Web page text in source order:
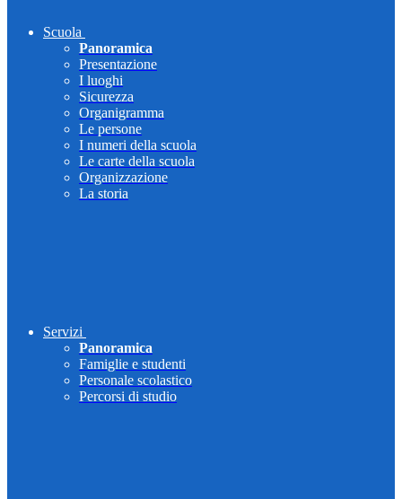
Scuola
Panoramica
Presentazione
I luoghi
Sicurezza
Organigramma
Le persone
I numeri della scuola
Le carte della scuola
Organizzazione
La storia
Servizi
Panoramica
Famiglie e studenti
Personale scolastico
Percorsi di studio